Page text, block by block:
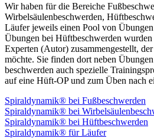
Wir haben für die Bereiche
Wirbelsäulenbeschwerden,
Läufer jeweils einen Pool von
Übungen bei Hüftbeschwerden
Experten (Autor) zusammengestellt,
möchte. Sie finden dort neben
beschwerden auch spezielle
auf eine Hüft-OP und zum Üben nach
Spiraldynamik® bei Fußbeschwerden
Spiraldynamik® bei
Spiraldynamik® bei Hüftbeschwerden
Spiraldynamik® für Läufer